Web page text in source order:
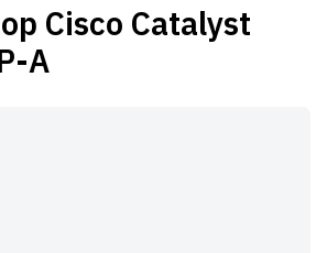
Cisco Catalyst
A